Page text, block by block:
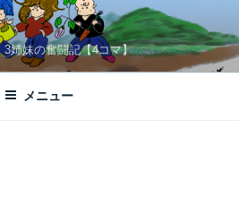
姉妹の奮闘記【4コマ】
メニュー